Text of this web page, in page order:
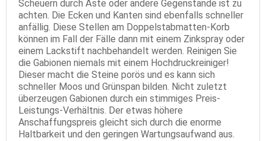
Scheuern durch Äste oder andere Gegenstände ist zu
achten. Die Ecken und Kanten sind ebenfalls schneller
anfällig. Diese Stellen am Doppelstabmatten-Korb
können im Fall der Fälle dann mit einem Zinkspray oder
einem Lackstift nachbehandelt werden. Reinigen Sie
die Gabionen niemals mit einem Hochdruckreiniger!
Dieser macht die Steine porös und es kann sich
schneller Moos und Grünspan bilden. Nicht zuletzt
überzeugen Gabionen durch ein stimmiges Preis-
Leistungs-Verhältnis. Der etwas höhere
Anschaffungspreis gleicht sich durch die enorme
Haltbarkeit und den geringen Wartungsaufwand aus.